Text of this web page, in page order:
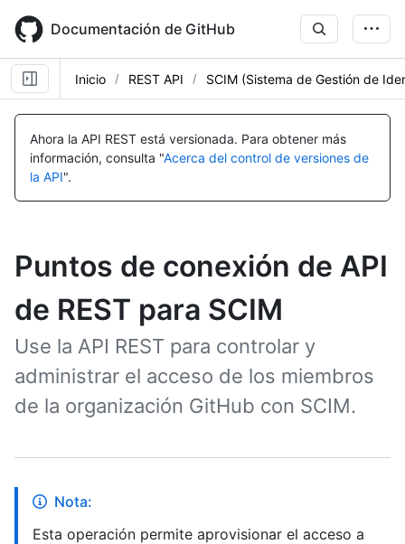
main
content
Documentación de GitHub
Inicio REST API SCIM (Sistema de Gestión de
Ahora la API REST está versionada. Para obtener más
información, consulta "Acerca del control de versiones de
la API".
Puntos de conexión de API
de REST para SCIM
Use la API REST para controlar y
administrar el acceso de los miembros
de la organización GitHub con SCIM.
Nota:
Esta operación permite aprovisionar el acceso a